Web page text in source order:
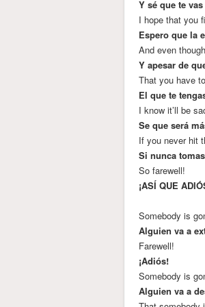
Y sé que te
I hope that you
Espero que la
And even
Y apesar de
That you have
El que te
I know it’ll be
Se que será
If you never hit
Si nunca
So farewell!
¡ASÍ QUE
Somebody is
Alguien va a
Farewell!
¡Adiós!
Somebody is
Alguien va a